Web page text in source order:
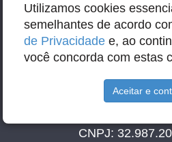
E-mail:
CNPJ:
Utilizamos cookies
semelhantes de acordo
de Privacidade e, ao
você concorda com estas
Aceitar e